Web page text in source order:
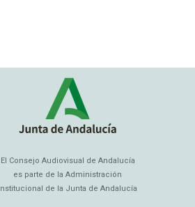
El Consejo Audiovisual de Andalucía
es parte de la Administración
Institucional de la Junta de Andalucía